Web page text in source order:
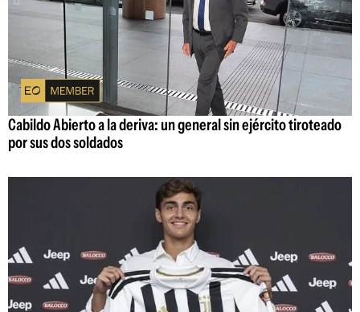
Cabildo Abierto a la deriva: un general sin ejército tiroteado
por sus dos soldados